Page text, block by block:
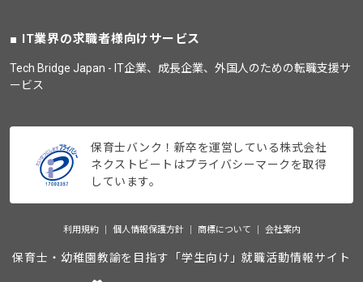
IT業界の求職者様向けサービス
Tech Bridge Japan - IT企業、成長企業、外国人のための転職支援サ
ービス
保育士バンク！新卒を運営している株式会社
ネクストビートはプライバシーマークを取得
しています。
利用規約 個人情報保護方針 商標について 会社案内
保育士・幼稚園教諭を目指す「学生向け」就職活動情報サイト